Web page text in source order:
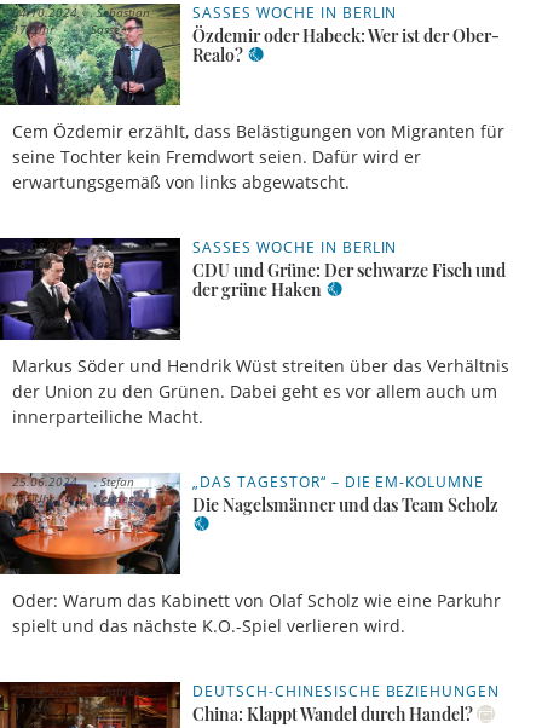
SASSES WOCHE IN BERLIN
Özdemir oder Habeck: Wer ist der Ober-
Realo?
Cem Özdemir erzählt, dass Belästigungen von Migranten für
seine Tochter kein Fremdwort seien. Dafür wird er
erwartungsgemäß von links abgewatscht.
04.10.2024,
17 Uhr
Sebastian
Sasse
SASSES WOCHE IN BERLIN
CDU und Grüne: Der schwarze Fisch und
der grüne Haken
Markus Söder und Hendrik Wüst streiten über das Verhältnis
der Union zu den Grünen. Dabei geht es vor allem auch um
innerparteiliche Macht.
23.08.2024,
18 Uhr
Sebastian
Sasse
„DAS TAGESTOR“ – DIE EM-KOLUMNE
Die Nagelsmänner und das Team Scholz
Oder: Warum das Kabinett von Olaf Scholz wie eine Parkuhr
spielt und das nächste K.O.-Spiel verlieren wird.
25.06.2024,
16 Uhr
Stefan
Rehder
DEUTSCH-CHINESISCHE BEZIEHUNGEN
China: Klappt Wandel durch Handel?
22.04.2024,
11 Uhr
Patrick
Peters